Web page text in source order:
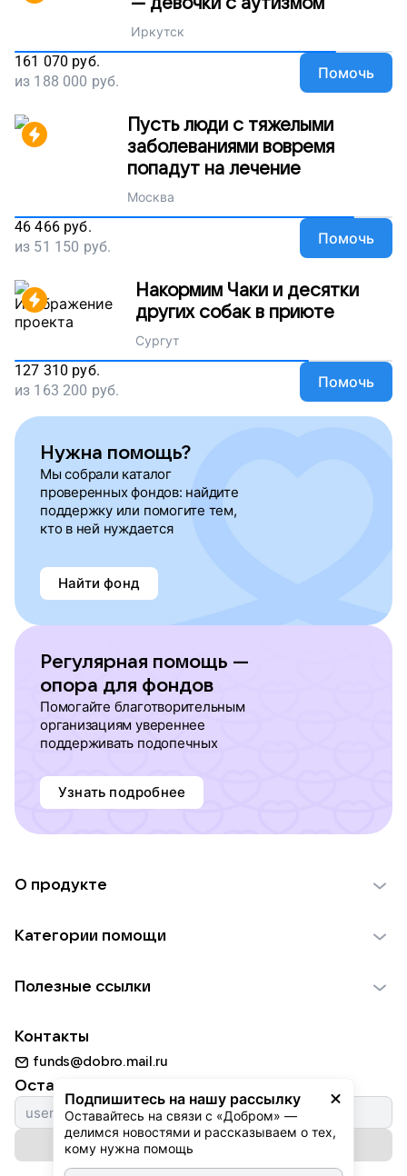
Иркутск
161 070 руб.
из 188 000 руб. Помочь
Пусть люди с тяжелыми
заболеваниями вовремя
попадут на лечение
Москва
46 466 руб.
из 51 150 руб. Помочь
Накормим Чаки и десятки
других собак в приюте
Сургут
127 310 руб.
из 163 200 руб. Помочь
Нужна помощь?
Мы собрали каталог
проверенных фондов: найдите
поддержку или помогите тем,
кто в ней нуждается
Найти фонд
Регулярная помощь —
опора для фондов
Помогайте благотворительным
организациям увереннее
поддерживать подопечных
Узнать подробнее
Подпишитесь на нашу рассылку
Оставайтесь на связи с «Добром» —
делимся новостями и рассказываем о тех,
кому нужна помощь
О продукте
Использование материалов
Для НКО
Партнерам
Категории помощи
Пожилым
Животным
Природе
Культуре
Фондам
Полезные ссылки
Добрый день
Истории
Автоплатежи
Контакты
funds@dobro.mail.ru
Оставайтесь с нами
Подписаться на рассылку